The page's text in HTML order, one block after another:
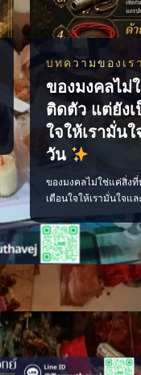
บทความของเรา
ของมงคลไม่
ติดตัว แต่ยังเ
ใจให้เรามั่น
วัน
ของมงคลไม่ใช่แค่สิ่งที่
เตือนใจให้เรามั่นใจแ
เป็นพระเครื่อง หินมง
มงคล เลือกสิ่งที่เหมา
ศรัทธา และตั้งใจทำสิ่ง
ๆ ตามมา เพจ ไสยะ ท
ขลัง ดูดวง #ของมงค